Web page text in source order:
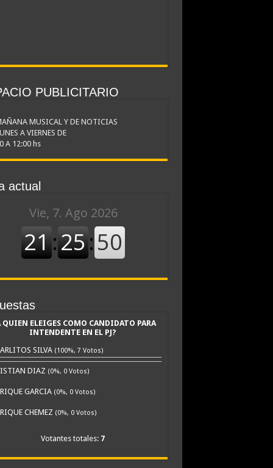
PUBLICITARIO
MUSICAL Y DE NOTICIAS
A VIERNES DE
A 12:00 hs
actual
QUIEN ELEIGES COMO CANDIDATO PARA
INTENDENTE EN EL PJ?
SILVA (100%, 7 Votos)
DIAZ (0%, 0 Votos)
GARCIA (0%, 0 Votos)
CHEMEZ (0%, 0 Votos)
Votantes totales: 7